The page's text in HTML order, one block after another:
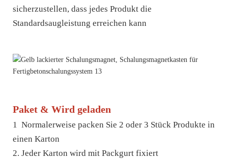
sicherzustellen, dass jedes Produkt die
Standardsaugleistung erreichen kann
Paket & Wird geladen
1 Normalerweise packen Sie 2 oder 3 Stück Produkte in
einen Karton
2. Jeder Karton wird mit Packgurt fixiert